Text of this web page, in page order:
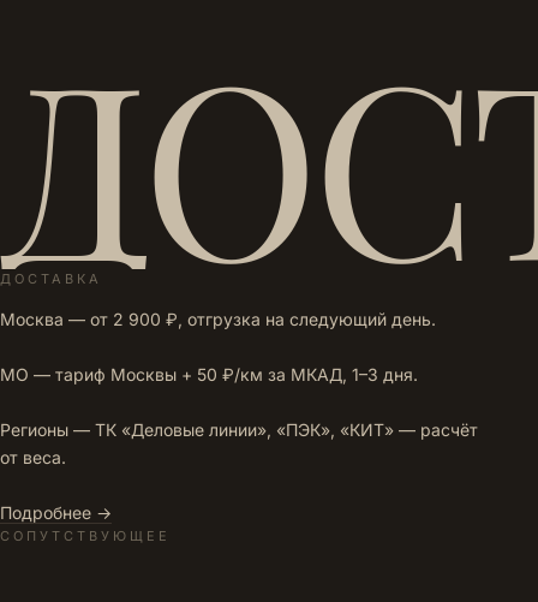
ДОСТАВКА
Москва — от 2 900 ₽, отгрузка на следующий день.
МО — тариф Москвы + 50 ₽/км за МКАД, 1–3 дня.
Регионы — ТК «Деловые линии», «ПЭК», «КИТ» — расчёт
от веса.
Подробнее →
СОПУТСТВУЮЩЕЕ